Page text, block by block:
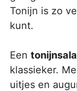
Tonijn is zo
kunt.
Een
klassieker.
uitjes en